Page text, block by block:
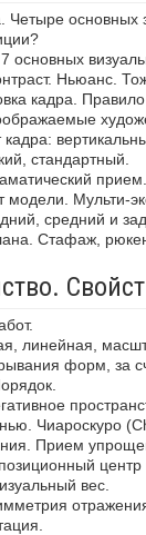
Четыре основных
основных
Ньюанс.
кадра.
стандартный.
прием.
Мульти-
средний и
Стафаж,
линейная,
форм, за
Чиароскуро
Прием
центр
вес.